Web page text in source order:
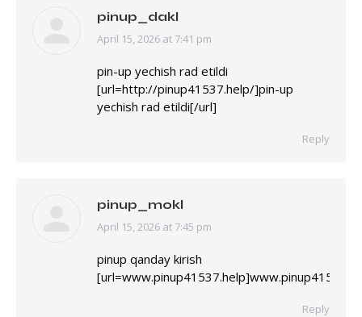
pinup_dakl
says:
April 15, 2026 at 7:41 pm
pin-up yechish rad etildi
[url=http://pinup41537.help/]pin-up
yechish rad etildi[/url]
Reply
pinup_mokl
says:
April 15, 2026 at 7:45 pm
pinup qanday kirish
Reply